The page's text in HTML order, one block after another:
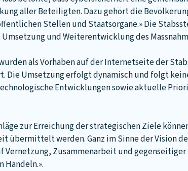
aller Beteiligten. Dazu gehört die
Stellen und Staatsorgane.» Die
und Weiterentwicklung des
als Vorhaben auf der Internetseite der
Die Umsetzung erfolgt dynamisch und folgt
Entwicklungen sowie aktuelle
zur Erreichung der strategischen Ziele
übermittelt werden. Ganz im Sinne der Vision
Vernetzung, Zusammenarbeit und